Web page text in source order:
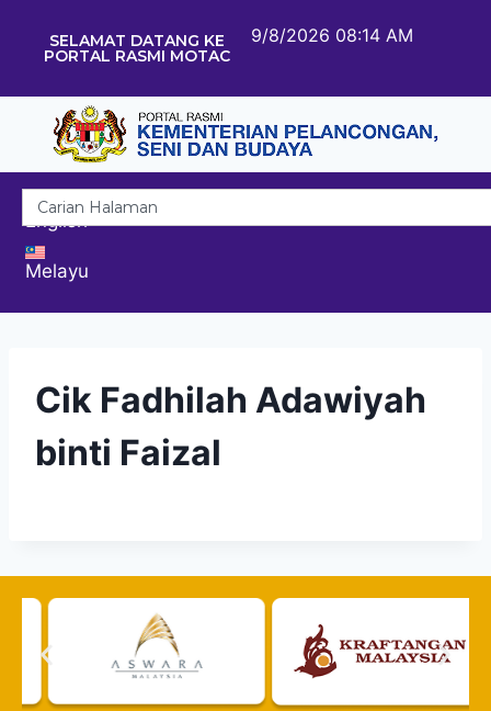
SELAMAT DATANG KE
PORTAL RASMI MOTAC
9/8/2026 08:14 AM
English
Melayu
Cik Fadhilah Adawiyah
binti Faizal